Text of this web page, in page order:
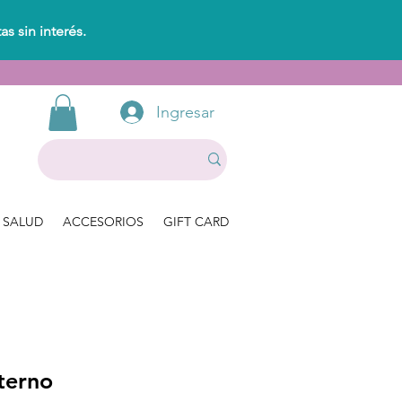
sin interés.
Ingresar
SALUD ACCESORIOS GIFT CARD